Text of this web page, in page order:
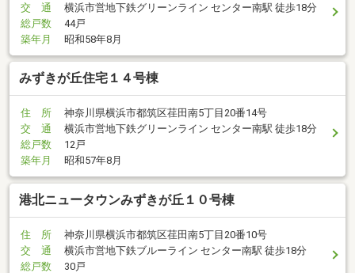
交 通
横浜市営地下鉄グリーンライン センター南駅 徒歩18分
総戸数
44戸
築年月
昭和58年8月
みずきが丘住宅１４号棟
住 所
神奈川県横浜市都筑区荏田南5丁目20番14号
交 通
横浜市営地下鉄グリーンライン センター南駅 徒歩18分
総戸数
12戸
築年月
昭和57年8月
港北ニュータウンみずきが丘１０号棟
住 所
神奈川県横浜市都筑区荏田南5丁目20番10号
交 通
横浜市営地下鉄ブルーライン センター南駅 徒歩18分
総戸数
30戸